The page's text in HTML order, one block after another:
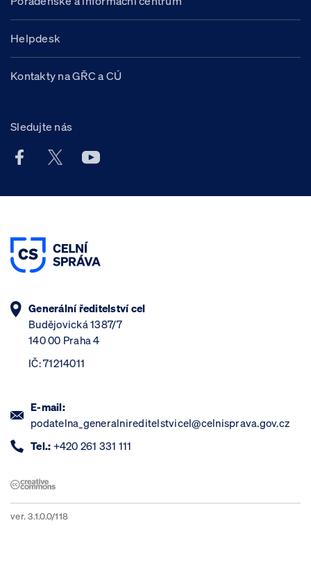
Helpdesk
Kontakty na GŘC a CÚ
Sledujte nás
Facebook účet Celní správy ČR
X účet Celní správy ČR
Youtube účet Celní správy ČR
Generální ředitelství cel
Budějovická 1387/7
140 00 Praha 4
IČ: 71214011
E-mail:
podatelna_generalnireditelstvicel@celnisprava.gov.cz
Tel.: +420 261 331 111
ver. 3.1.0.0/118